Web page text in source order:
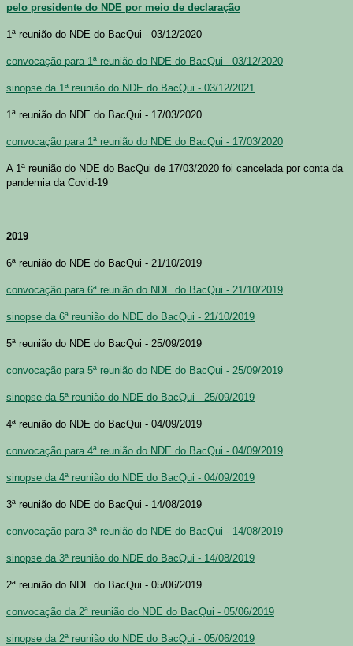
pelo presidente do NDE por meio de declaração
1ª reunião do NDE do BacQui - 03/12/2020
convocação para 1ª reunião do NDE do BacQui - 03/12/2020
sinopse da 1ª reunião do NDE do BacQui - 03/12/2021
1ª reunião do NDE do BacQui - 17/03/2020
convocação para 1ª reunião do NDE do BacQui - 17/03/2020
A 1ª reunião do NDE do BacQui de 17/03/2020 foi cancelada por conta da
pandemia da Covid-19
2019
6ª reunião do NDE do BacQui - 21/10/2019
convocação para 6ª reunião do NDE do BacQui - 21/10/2019
sinopse da 6ª reunião do NDE do BacQui - 21/10/2019
5ª reunião do NDE do BacQui - 25/09/2019
convocação para 5ª reunião do NDE do BacQui - 25/09/2019
sinopse da 5ª reunião do NDE do BacQui - 25/09/2019
4ª reunião do NDE do BacQui - 04/09/2019
convocação para 4ª reunião do NDE do BacQui - 04/09/2019
sinopse da 4ª reunião do NDE do BacQui - 04/09/2019
3ª reunião do NDE do BacQui - 14/08/2019
convocação para 3ª reunião do NDE do BacQui - 14/08/2019
sinopse da 3ª reunião do NDE do BacQui - 14/08/2019
2ª reunião do NDE do BacQui - 05/06/2019
convocação da 2ª reunião do NDE do BacQui - 05/06/2019
sinopse da 2ª reunião do NDE do BacQui - 05/06/2019